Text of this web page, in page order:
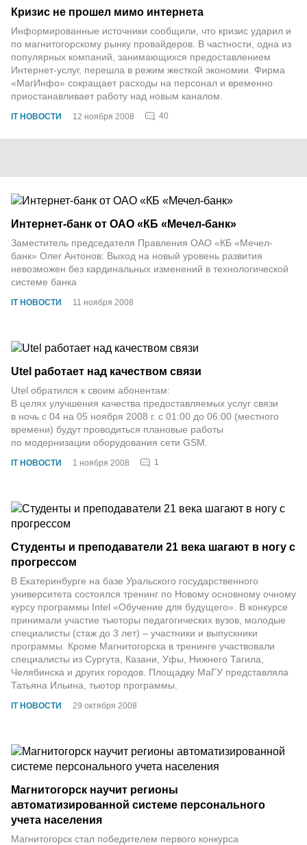
IT НОВОСТИ 12 ноября 2008 40
Кризис не прошел мимо интернета
Информированные источники сообщили, что кризис ударил и
по магнитогорскому рынку провайдеров. В частности, одна из
популярных компаний, занимающихся предоставлением
Интернет-услуг, перешла в режим жесткой экономии. Фирма
«МагИнфо» сокращает расходы на персонал и временно
приостанавливает работу над новым каналом.
IT НОВОСТИ 11 ноября 2008
Интернет-банк от ОАО «КБ «Мечел-банк»
Заместитель председателя Правления ОАО «КБ «Мечел-
банк» Олег Антонов: Выход на новый уровень развития
невозможен без кардинальных изменений в технологической
системе банка
IT НОВОСТИ 1 ноября 2008 1
Utel работает над качеством связи
Utel обратился к своим абонентам:
В целях улучшения качества предоставляемых услуг связи
в ночь с 04 на 05 ноября 2008 г. с 01:00 до 06:00 (местного
времени) будут проводиться плановые работы
по модернизации оборудования сети GSM.
IT НОВОСТИ 29 октября 2008
Студенты и преподаватели 21 века шагают в ногу с
прогрессом
В Екатеринбурге на базе Уральского государственного
университета состоялся тренинг по Новому основному очному
курсу программы Intel «Обучение для будущего». В конкурсе
принимали участие тьюторы педагогических вузов, молодые
специалисты (стаж до 3 лет) – участники и выпускники
программы. Кроме Магнитогорска в тренинге участвовали
специалисты из Сургута, Казани, Уфы, Нижнего Тагила,
Челябинска и других городов. Площадку МаГУ представляла
Татьяна Ильина, тьютор программы.
Магнитогорск научит регионы
автоматизированной системе персонального
учета населения
Магнитогорск стал победителем первого конкурса